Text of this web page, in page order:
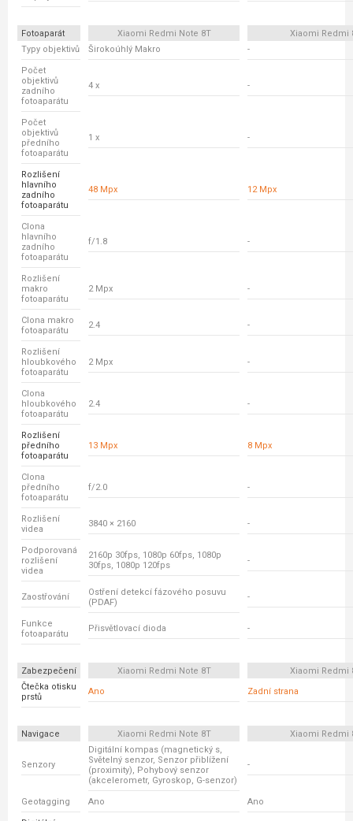
Fotoaparát Xiaomi Redmi Note 8T
Xiaomi Redmi
Typy objektivů
Širokoúhlý Makro -
Počet
objektivů
zadního
fotoaparátu
4 x -
Počet
objektivů
předního
fotoaparátu
1 x -
Rozlišení
hlavního
zadního
fotoaparátu
48 Mpx 12 Mpx
Clona
hlavního
zadního
fotoaparátu
f/1.8 -
Rozlišení
makro
fotoaparátu
2 Mpx -
Clona makro
fotoaparátu
2.4 -
Rozlišení
hloubkového
fotoaparátu
2 Mpx -
Clona
hloubkového
fotoaparátu
2.4 -
Rozlišení
předního
fotoaparátu
13 Mpx 8 Mpx
Clona
předního
fotoaparátu
f/2.0 -
Rozlišení
videa
3840 × 2160 -
Podporovaná
rozlišení
videa
2160p 30fps, 1080p 60fps, 1080p
30fps, 1080p 120fps
-
Zaostřování
Ostření detekcí fázového posuvu
(PDAF)
-
Funkce
fotoaparátu
Přisvětlovací dioda -
Zabezpečení Xiaomi Redmi Note 8T
Xiaomi Redmi
Čtečka otisku
prstů
Ano Zadní strana
Navigace Xiaomi Redmi Note 8T Xiaomi Redmi
Senzory
Digitální kompas (magnetický s,
Světelný senzor, Senzor přiblížení
(proximity), Pohybový senzor
(akcelerometr, Gyroskop, G-senzor)
-
Geotagging Ano Ano